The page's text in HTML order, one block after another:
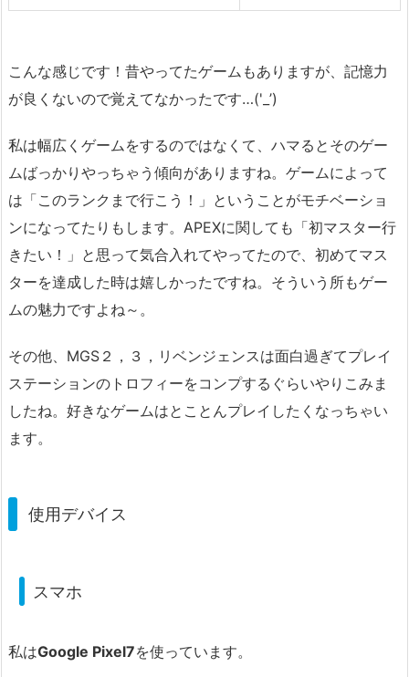
こんな感じです！昔やってたゲームもありますが、記憶力
が良くないので覚えてなかったです…('_’)
私は幅広くゲームをするのではなくて、ハマるとそのゲー
ムばっかりやっちゃう傾向がありますね。ゲームによって
は「このランクまで行こう！」ということがモチベーショ
ンになってたりもします。APEXに関しても「初マスター行
きたい！」と思って気合入れてやってたので、初めてマス
ターを達成した時は嬉しかったですね。そういう所もゲー
ムの魅力ですよね～。
その他、MGS２，３，リベンジェンスは面白過ぎてプレイ
ステーションのトロフィーをコンプするぐらいやりこみま
したね。好きなゲームはとことんプレイしたくなっちゃい
ます。
使用デバイス
スマホ
私はGoogle Pixel7を使っています。